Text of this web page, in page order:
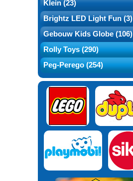
Klein (23)
Brightz LED Light Fun (3)
Gebouw Kids Globe (106)
Rolly Toys (290)
Peg-Perego (254)